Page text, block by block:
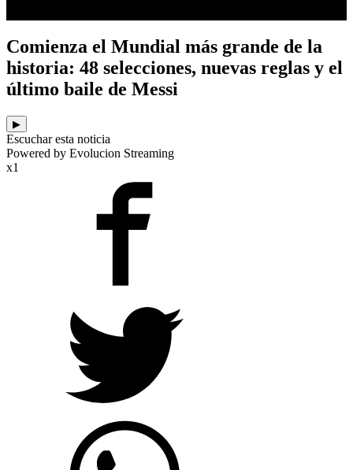
Comienza el Mundial más grande de la
historia: 48 selecciones, nuevas reglas y el
último baile de Messi
▶
Escuchar esta noticia
Powered by Evolucion Streaming
x1